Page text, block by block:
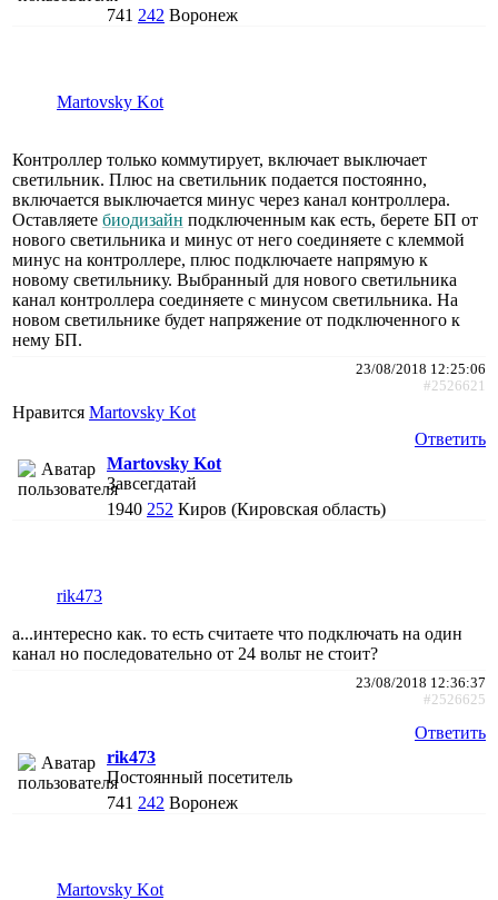
741 242 Воронеж
Martovsky Kot
Контроллер только коммутирует, включает выключает
светильник. Плюс на светильник подается постоянно,
включается выключается минус через канал контроллера.
Оставляете биодизайн подключенным как есть, берете БП от
нового светильника и минус от него соединяете с клеммой
минус на контроллере, плюс подключаете напрямую к
новому светильнику. Выбранный для нового светильника
канал контроллера соединяете с минусом светильника. На
новом светильнике будет напряжение от подключенного к
нему БП.
23/08/2018 12:25:06
#2526621
Нравится Martovsky Kot
Ответить
Martovsky Kot
Завсегдатай
1940 252 Киров (Кировская область)
rik473
а...интересно как. то есть считаете что подключать на один
канал но последовательно от 24 вольт не стоит?
23/08/2018 12:36:37
#2526625
Ответить
rik473
Постоянный посетитель
741 242 Воронеж
Martovsky Kot